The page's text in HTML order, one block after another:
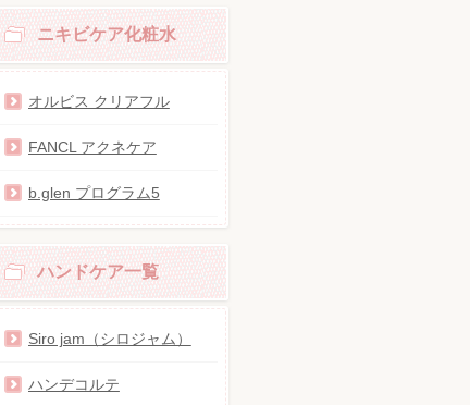
ニキビケア化粧水
オルビス クリアフル
FANCL アクネケア
b.glen プログラム5
ハンドケア一覧
Siro jam（シロジャム）
ハンデコルテ